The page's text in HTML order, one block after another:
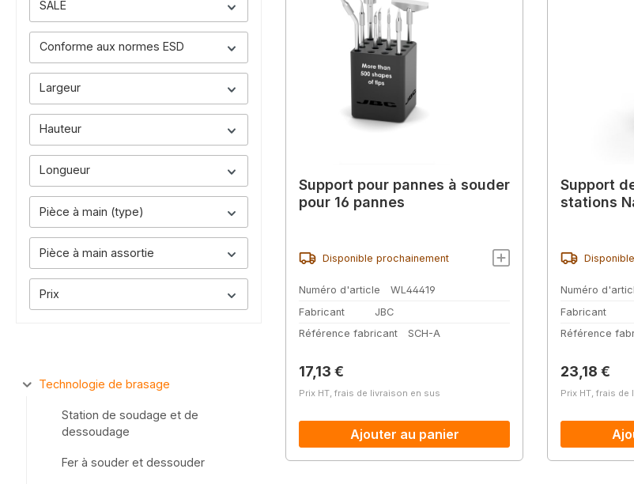
SALE
Conforme aux normes ESD
Largeur
Hauteur
Longueur
Pièce à main (type)
Pièce à main assortie
Prix
Technologie de brasage
Station de soudage et de
dessoudage
Fer à souder et dessouder
Support pour pannes à souder
pour 16 pannes
Disponible prochainement
Numéro d'article
WL44419
Fabricant
JBC
Référence fabricant
SCH-A
Prix régulier :
17,13 €
Prix HT, frais de livraison en sus
Ajouter au panier
Support
stations
Numéro
Fabricant
Référence
Prix régulier
23,18 €
Prix HT, frais